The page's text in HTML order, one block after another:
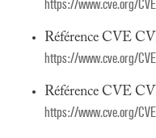
https://www.cve.org/
Référence CVE
https://www.cve.org/
Référence CVE
https://www.cve.org/